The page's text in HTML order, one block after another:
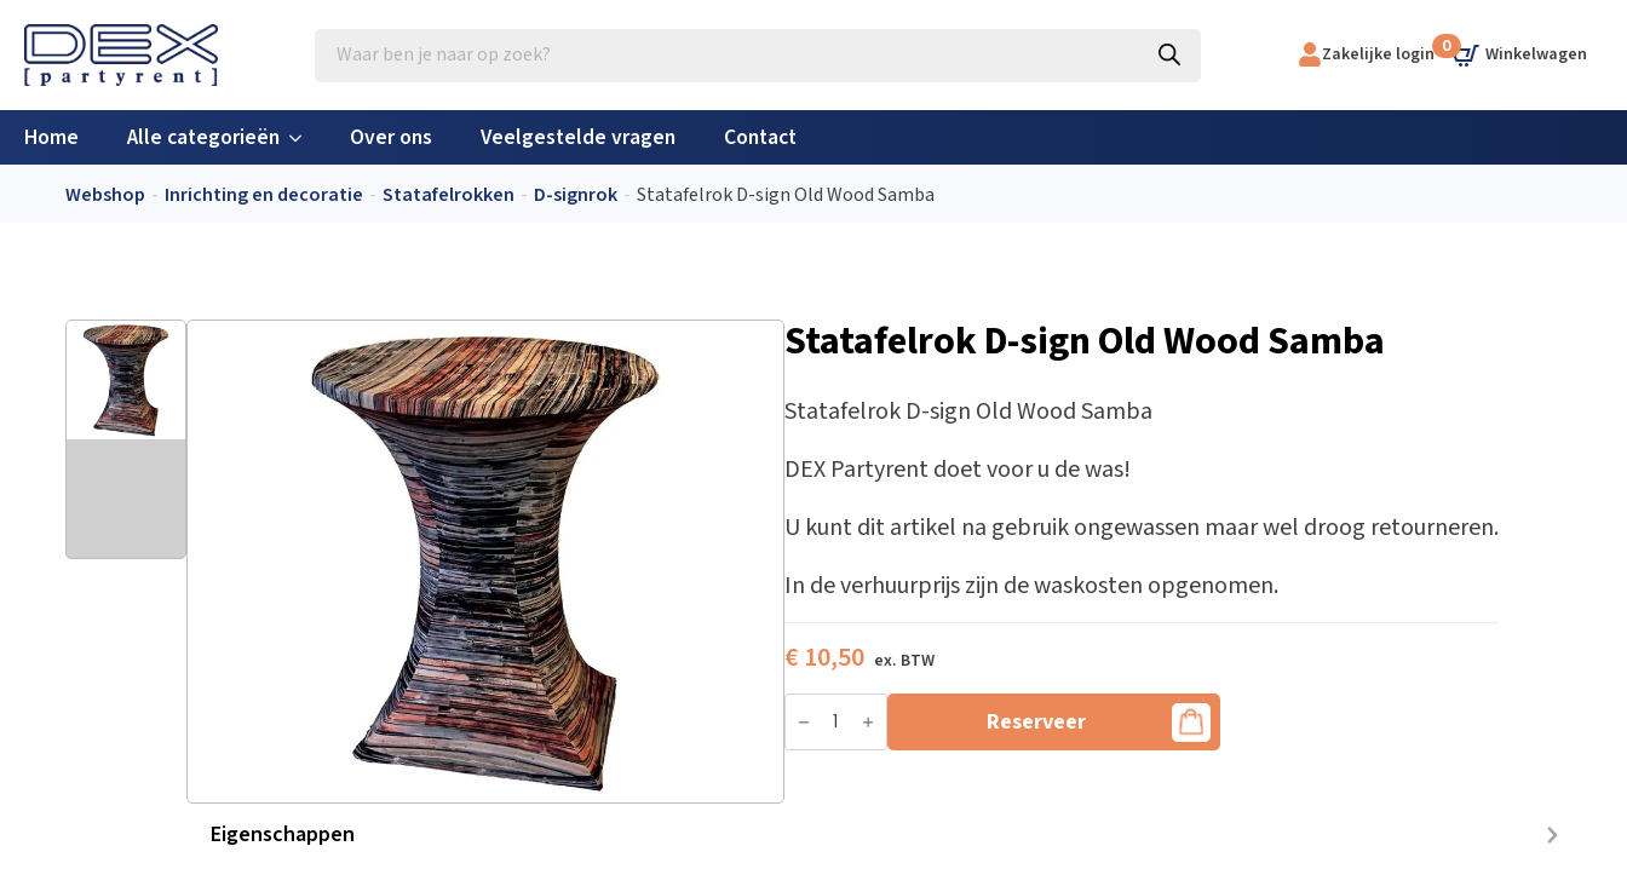
Producten
zoeken Zakelijke login 0
Home Alle categorieën Over ons Veelgestelde vragen Contact
Webshop Inrichting en decoratie Statafelrokken D-signrok Statafelrok D-sign Old Wood Samba
Statafelrok D-sign Old Wood Samba
Statafelrok D-sign Old Wood Samba
DEX Partyrent doet voor u de was!
U kunt dit artikel na gebruik ongewassen maar wel droog retourneren.
In de verhuurprijs zijn de waskosten opgenomen.
€ 10,50
Statafelrok
D-
Old
aantal
Reserveer
Eigenschappen